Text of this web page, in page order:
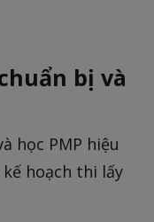
bị và
học PMP hiệu
hoạch thi lấy